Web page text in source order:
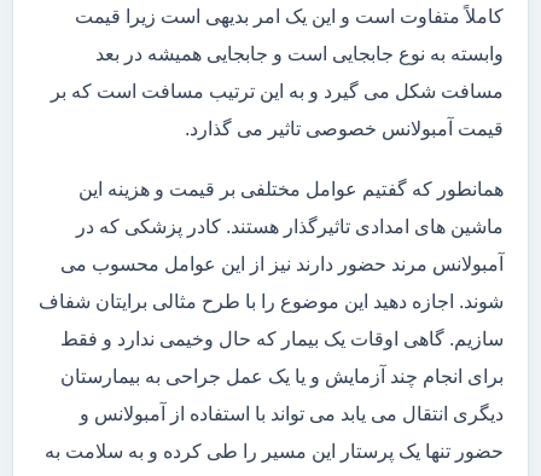
کاملاً متفاوت است و این یک امر بدیهی است زیرا قیمت
وابسته به نوع جابجایی است و جابجایی همیشه در بعد
مسافت شکل می گیرد و به این ترتیب مسافت است که بر
قیمت آمبولانس خصوصی تاثیر می گذارد.
همانطور که گفتیم عوامل مختلفی بر قیمت و هزینه این
ماشین های امدادی تاثیرگذار هستند. کادر پزشکی که در
آمبولانس مرند حضور دارند نیز از این عوامل محسوب می
شوند. اجازه دهید این موضوع را با طرح مثالی برایتان شفاف
سازیم. گاهی اوقات یک بیمار که حال وخیمی ندارد و فقط
برای انجام چند آزمایش و یا یک عمل جراحی به بیمارستان
دیگری انتقال می یابد می تواند با استفاده از آمبولانس و
حضور تنها یک پرستار این مسیر را طی کرده و به سلامت به